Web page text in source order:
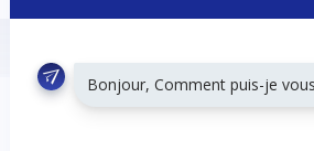
Bonjour, Comment puis-je